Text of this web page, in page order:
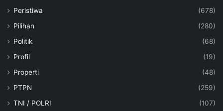
Peristiwa
(678)
Pilihan
(280)
Politik
(68)
Profil
(19)
Properti
(48)
PTPN
(259)
TNI / POLRI
(107)